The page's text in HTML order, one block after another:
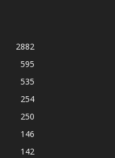
2882
595
535
254
250
146
142